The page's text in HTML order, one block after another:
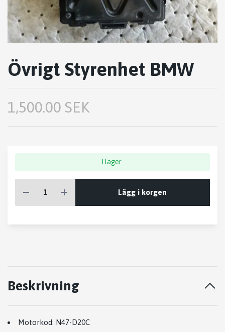
Övrigt Styrenhet BMW
1,500.00 SEK
I lager
Lägg i korgen
Beskrivning
Motorkod: N47-D20C